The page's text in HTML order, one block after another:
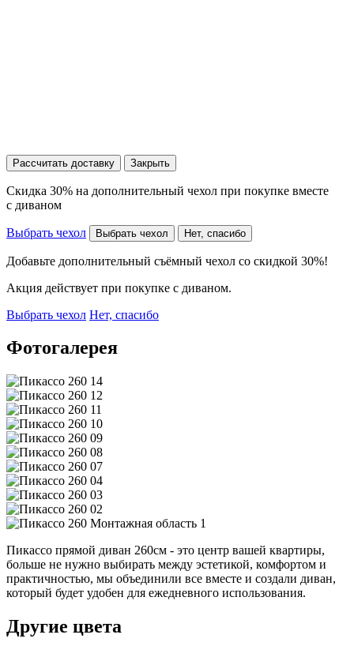
Рассчитать доставку Закрыть
Скидка 30% на дополнительный чехол при покупке вместе
с диваном
Выбрать чехол Выбрать чехол Нет, спасибо
Добавьте дополнительный съёмный чехол со скидкой 30%!
Акция действует при покупке с диваном.
Выбрать чехол Нет, спасибо
Фотогалерея
Пикассо прямой диван 260см - это центр вашей квартиры,
больше не нужно выбирать между эстетикой, комфортом и
практичностью, мы объединили все вместе и создали диван,
который будет удобен для ежедневного использования.
Другие цвета